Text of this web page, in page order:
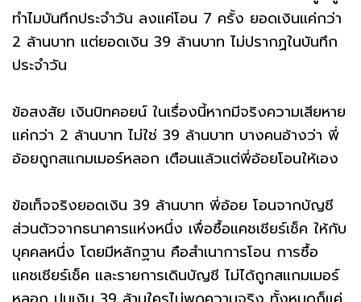
ทำไมบันทึกประจำวัน ลงแค่โอน 7 ครั้ง ยอดเงินแค่กว่า
2 ล้านบาท แต่ยอดเงิน 39 ล้านบาท ไม่ปรากฏในบันทึก
ประจำวัน
ข้อสงสัย เงินบิทคอยน์ ในเรื่องนี้หากมีจริงความเสียหาย
แค่กว่า 2 ล้านบาท ไม่ใช่ 39 ล้านบาท บางคนอ้างว่า พี่
อ้อยถูกสแกมเมอร์หลอก เตือนแล้วแต่พี่อ้อยโอนให้เอง
ข้อเท็จจริงยอดเงิน 39 ล้านบาท พี่อ้อย โอนจากบัญชี
ส่วนตัวจากธนาคารแห่งหนึ่ง เพื่อซื้อแคชเชียร์เช็ค ให้กับ
บุคคลหนึ่ง โดยมีหลักฐาน คือสำเนาการโอน การซื้อ
แคชเชียร์เช็ค และรายการเดินบัญชี ไม่ได้ถูกสแกมเมอร์